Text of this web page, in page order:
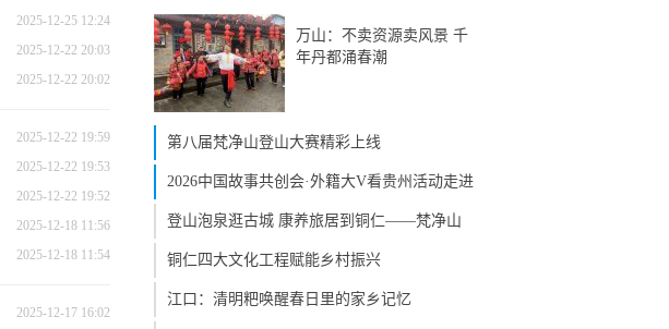
2025-12-25 12:24
2025-12-22 20:03
2025-12-22 20:02
2025-12-22 19:59
2025-12-22 19:53
2025-12-22 19:52
2025-12-18 11:56
2025-12-18 11:54
2025-12-17 16:02
万山：不卖资源卖风景 千
年丹都涌春潮
第八届梵净山登山大赛精彩上线
2026中国故事共创会·外籍大V看贵州活动走进
登山泡泉逛古城 康养旅居到铜仁——梵净山
铜仁四大文化工程赋能乡村振兴
江口：清明粑唤醒春日里的家乡记忆